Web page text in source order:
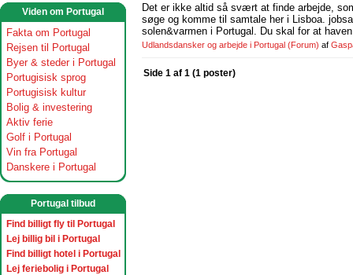
Viden om Portugal
Fakta om Portugal
Rejsen til Portugal
Byer & steder i Portugal
Portugisisk sprog
Portugisisk kultur
Bolig & investering
Aktiv ferie
Golf i Portugal
Vin fra Portugal
Danskere i Portugal
Portugal tilbud
Find billigt fly til Portugal
Lej billig bil i Portugal
Find billigt hotel i Portugal
Lej feriebolig i Portugal
Det er ikke altid så svært at finde arbejde,
søge og komme til samtale her i Lisboa.
solen&varmen i Portugal. Du skal for at
Udlandsdansker og arbejde i Portugal (Forum) af
Side 1 af 1 (1 poster)